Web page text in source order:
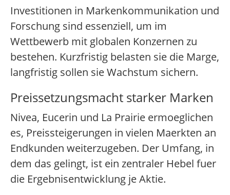
Investitionen in Markenkommunikation und
Forschung sind essenziell, um im
Wettbewerb mit globalen Konzernen zu
bestehen. Kurzfristig belasten sie die Marge,
langfristig sollen sie Wachstum sichern.
Preissetzungsmacht starker Marken
Nivea, Eucerin und La Prairie ermoeglichen
es, Preissteigerungen in vielen Maerkten an
Endkunden weiterzugeben. Der Umfang, in
dem das gelingt, ist ein zentraler Hebel fuer
die Ergebnisentwicklung je Aktie.